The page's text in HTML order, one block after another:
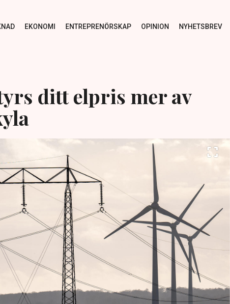
EKONOMI ENTREPRENÖRSKAP OPINION NYHETSBREV
ditt elpris mer av